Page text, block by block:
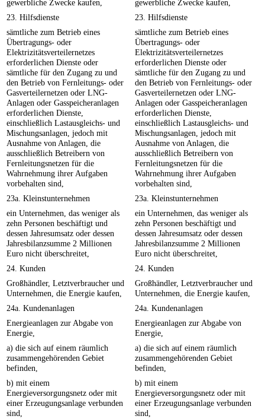
gewerbliche Zwecke kaufen,
gewerbliche Zwecke kaufen,
23. Hilfsdienste
23. Hilfsdienste
sämtliche zum Betrieb eines
Übertragungs- oder
Elektrizitätsverteilernetzes
erforderlichen Dienste oder
sämtliche für den Zugang zu und
den Betrieb von Fernleitungs- oder
Gasverteilernetzen oder LNG-
Anlagen oder Gasspeicheranlagen
erforderlichen Dienste,
einschließlich Lastausgleichs- und
Mischungsanlagen, jedoch mit
Ausnahme von Anlagen, die
ausschließlich Betreibern von
Fernleitungsnetzen für die
Wahrnehmung ihrer Aufgaben
vorbehalten sind,
sämtliche zum Betrieb eines
Übertragungs- oder
Elektrizitätsverteilernetzes
erforderlichen Dienste oder
sämtliche für den Zugang zu und
den Betrieb von Fernleitungs- oder
Gasverteilernetzen oder LNG-
Anlagen oder Gasspeicheranlagen
erforderlichen Dienste,
einschließlich Lastausgleichs- und
Mischungsanlagen, jedoch mit
Ausnahme von Anlagen, die
ausschließlich Betreibern von
Fernleitungsnetzen für die
Wahrnehmung ihrer Aufgaben
vorbehalten sind,
23a. Kleinstunternehmen
23a. Kleinstunternehmen
ein Unternehmen, das weniger als
zehn Personen beschäftigt und
dessen Jahresumsatz oder dessen
Jahresbilanzsumme 2 Millionen
Euro nicht überschreitet,
ein Unternehmen, das weniger als
zehn Personen beschäftigt und
dessen Jahresumsatz oder dessen
Jahresbilanzsumme 2 Millionen
Euro nicht überschreitet,
24. Kunden
24. Kunden
Großhändler, Letztverbraucher und
Unternehmen, die Energie kaufen,
Großhändler, Letztverbraucher und
Unternehmen, die Energie kaufen,
24a. Kundenanlagen
24a. Kundenanlagen
Energieanlagen zur Abgabe von
Energie,
Energieanlagen zur Abgabe von
Energie,
a) die sich auf einem räumlich
zusammengehörenden Gebiet
befinden,
a) die sich auf einem räumlich
zusammengehörenden Gebiet
befinden,
b) mit einem
Energieversorgungsnetz oder mit
einer Erzeugungsanlage verbunden
sind,
b) mit einem
Energieversorgungsnetz oder mit
einer Erzeugungsanlage verbunden
sind,